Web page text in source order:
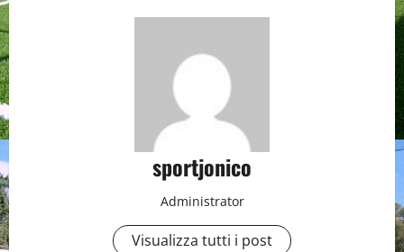
sportjonico
Administrator
Visualizza tutti i post